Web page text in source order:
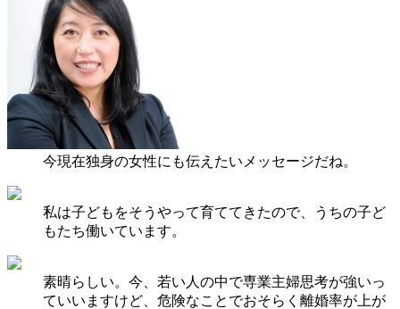
今現在独身の女性にも伝えたいメッセージだね。
私は子どもをそうやって育ててきたので、うちの子ど
もたち働いています。
素晴らしい。今、若い人の中で専業主婦思考が強いっ
ていいますけど、危険なことでおそらく離婚率が上が